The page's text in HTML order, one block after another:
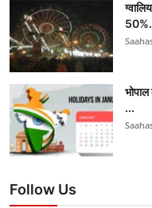
...
Follow Us